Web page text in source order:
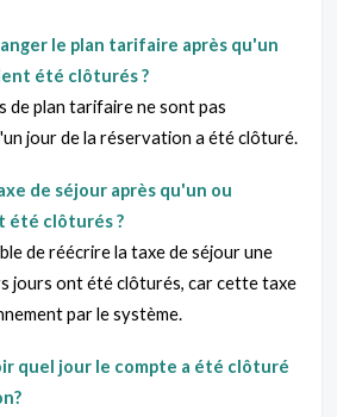
le plan tarifaire après qu'un
été clôturés ?
de plan tarifaire ne sont pas
jour de la réservation a été clôturé.
de séjour après qu'un ou
été clôturés ?
de réécrire la taxe de séjour une
jours ont été clôturés, car cette taxe
par le système.
quel jour le compte a été clôturé